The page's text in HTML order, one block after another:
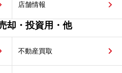
店舗情報
却・投資用・他
不動産買取